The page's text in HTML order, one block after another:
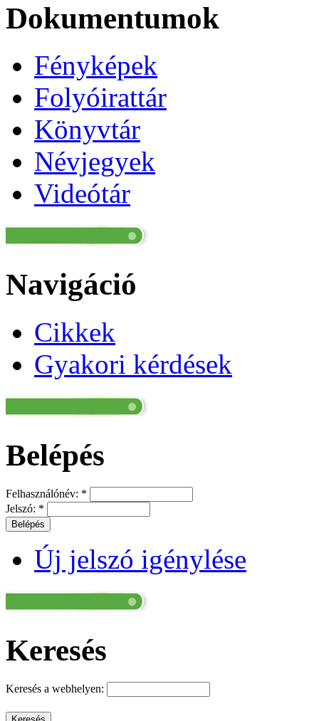
Dokumentumok
Fényképek
Folyóirattár
Könyvtár
Névjegyek
Videótár
Navigáció
Cikkek
Gyakori kérdések
Belépés
Felhasználónév: *
Jelszó: *
Új jelszó igénylése
Keresés
Keresés a webhelyen: